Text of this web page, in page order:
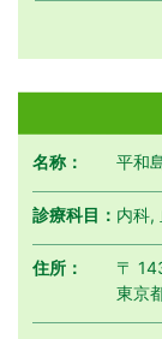
名称： 平和
診療科目： 内科,
住所：
〒
東京